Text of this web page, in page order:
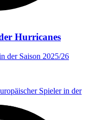
Hurricanes
der Saison 2025/26